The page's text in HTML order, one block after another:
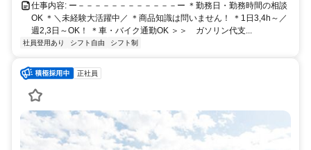
仕事内容: ー－－－－－－－－－－－－ー ＊勤務日・勤務時間の相談
OK ＊＼未経験大活躍中／ ＊商品知識は問いません！ ＊1日3,4h～／
週2,3日～OK！ ＊車・バイク通勤OK ＞＞ ガソリン代支...
社員登用あり シフト自由 シフト制
正社員